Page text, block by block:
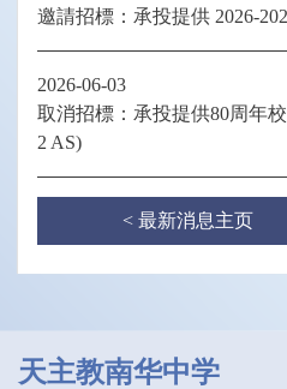
邀請招標：承投提供 2026-
2026-06-03
取消招標：承投提供80周年
2 AS)
< 最新消息主页
天主教南华中学